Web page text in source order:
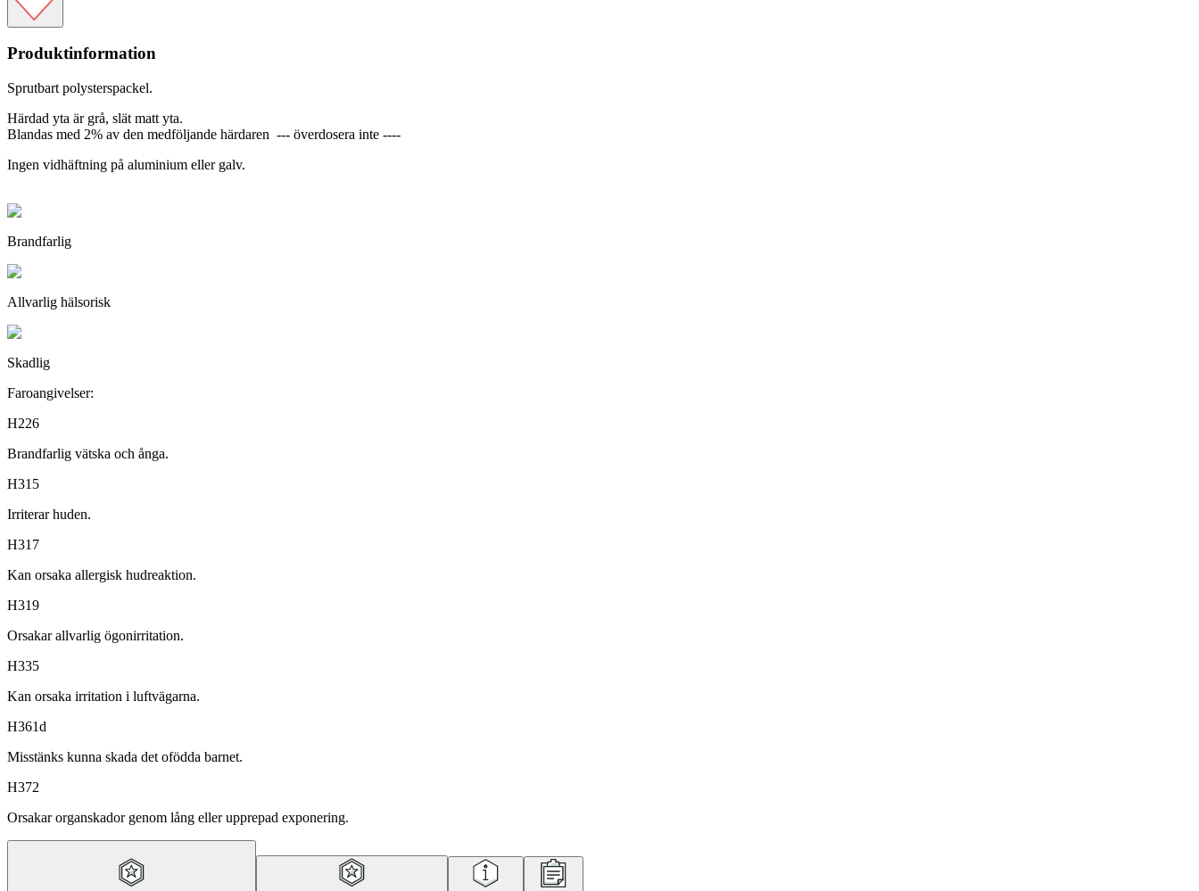
Produktinformation
Sprutbart polysterspackel.
Härdad yta är grå, slät matt yta.
Blandas med 2% av den medföljande härdaren --- överdosera inte ----
Ingen vidhäftning på aluminium eller galv.
Brandfarlig
Allvarlig hälsorisk
Skadlig
Faroangivelser:
H226
Brandfarlig vätska och ånga.
H315
Irriterar huden.
H317
Kan orsaka allergisk hudreaktion.
H319
Orsakar allvarlig ögonirritation.
H335
Kan orsaka irritation i luftvägarna.
H361d
Misstänks kunna skada det ofödda barnet.
H372
Orsakar organskador genom lång eller upprepad exponering.